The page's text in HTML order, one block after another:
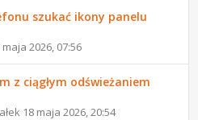
szukać ikony panelu
2026, 07:56
z ciągłym odświeżaniem
18 maja 2026, 20:54